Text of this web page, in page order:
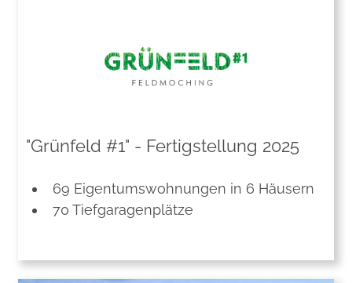
"Grünfeld #1" - Fertigstellung 2025
69 Eigentumswohnungen in 6 Häusern
70 Tiefgaragenplätze